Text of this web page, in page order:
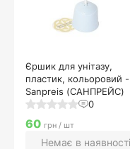
Єршик для унітазу,
пластик, кольоровий -
Sanpreis (САНПРЕЙС)
0
60 грн / шт
Немає в наявності